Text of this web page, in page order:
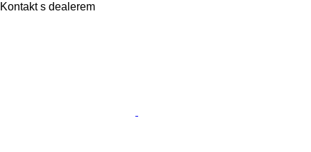
Kontakt s dealerem